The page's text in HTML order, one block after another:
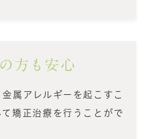
方も安心
属アレルギーを起こすこ
矯正治療を行うことがで